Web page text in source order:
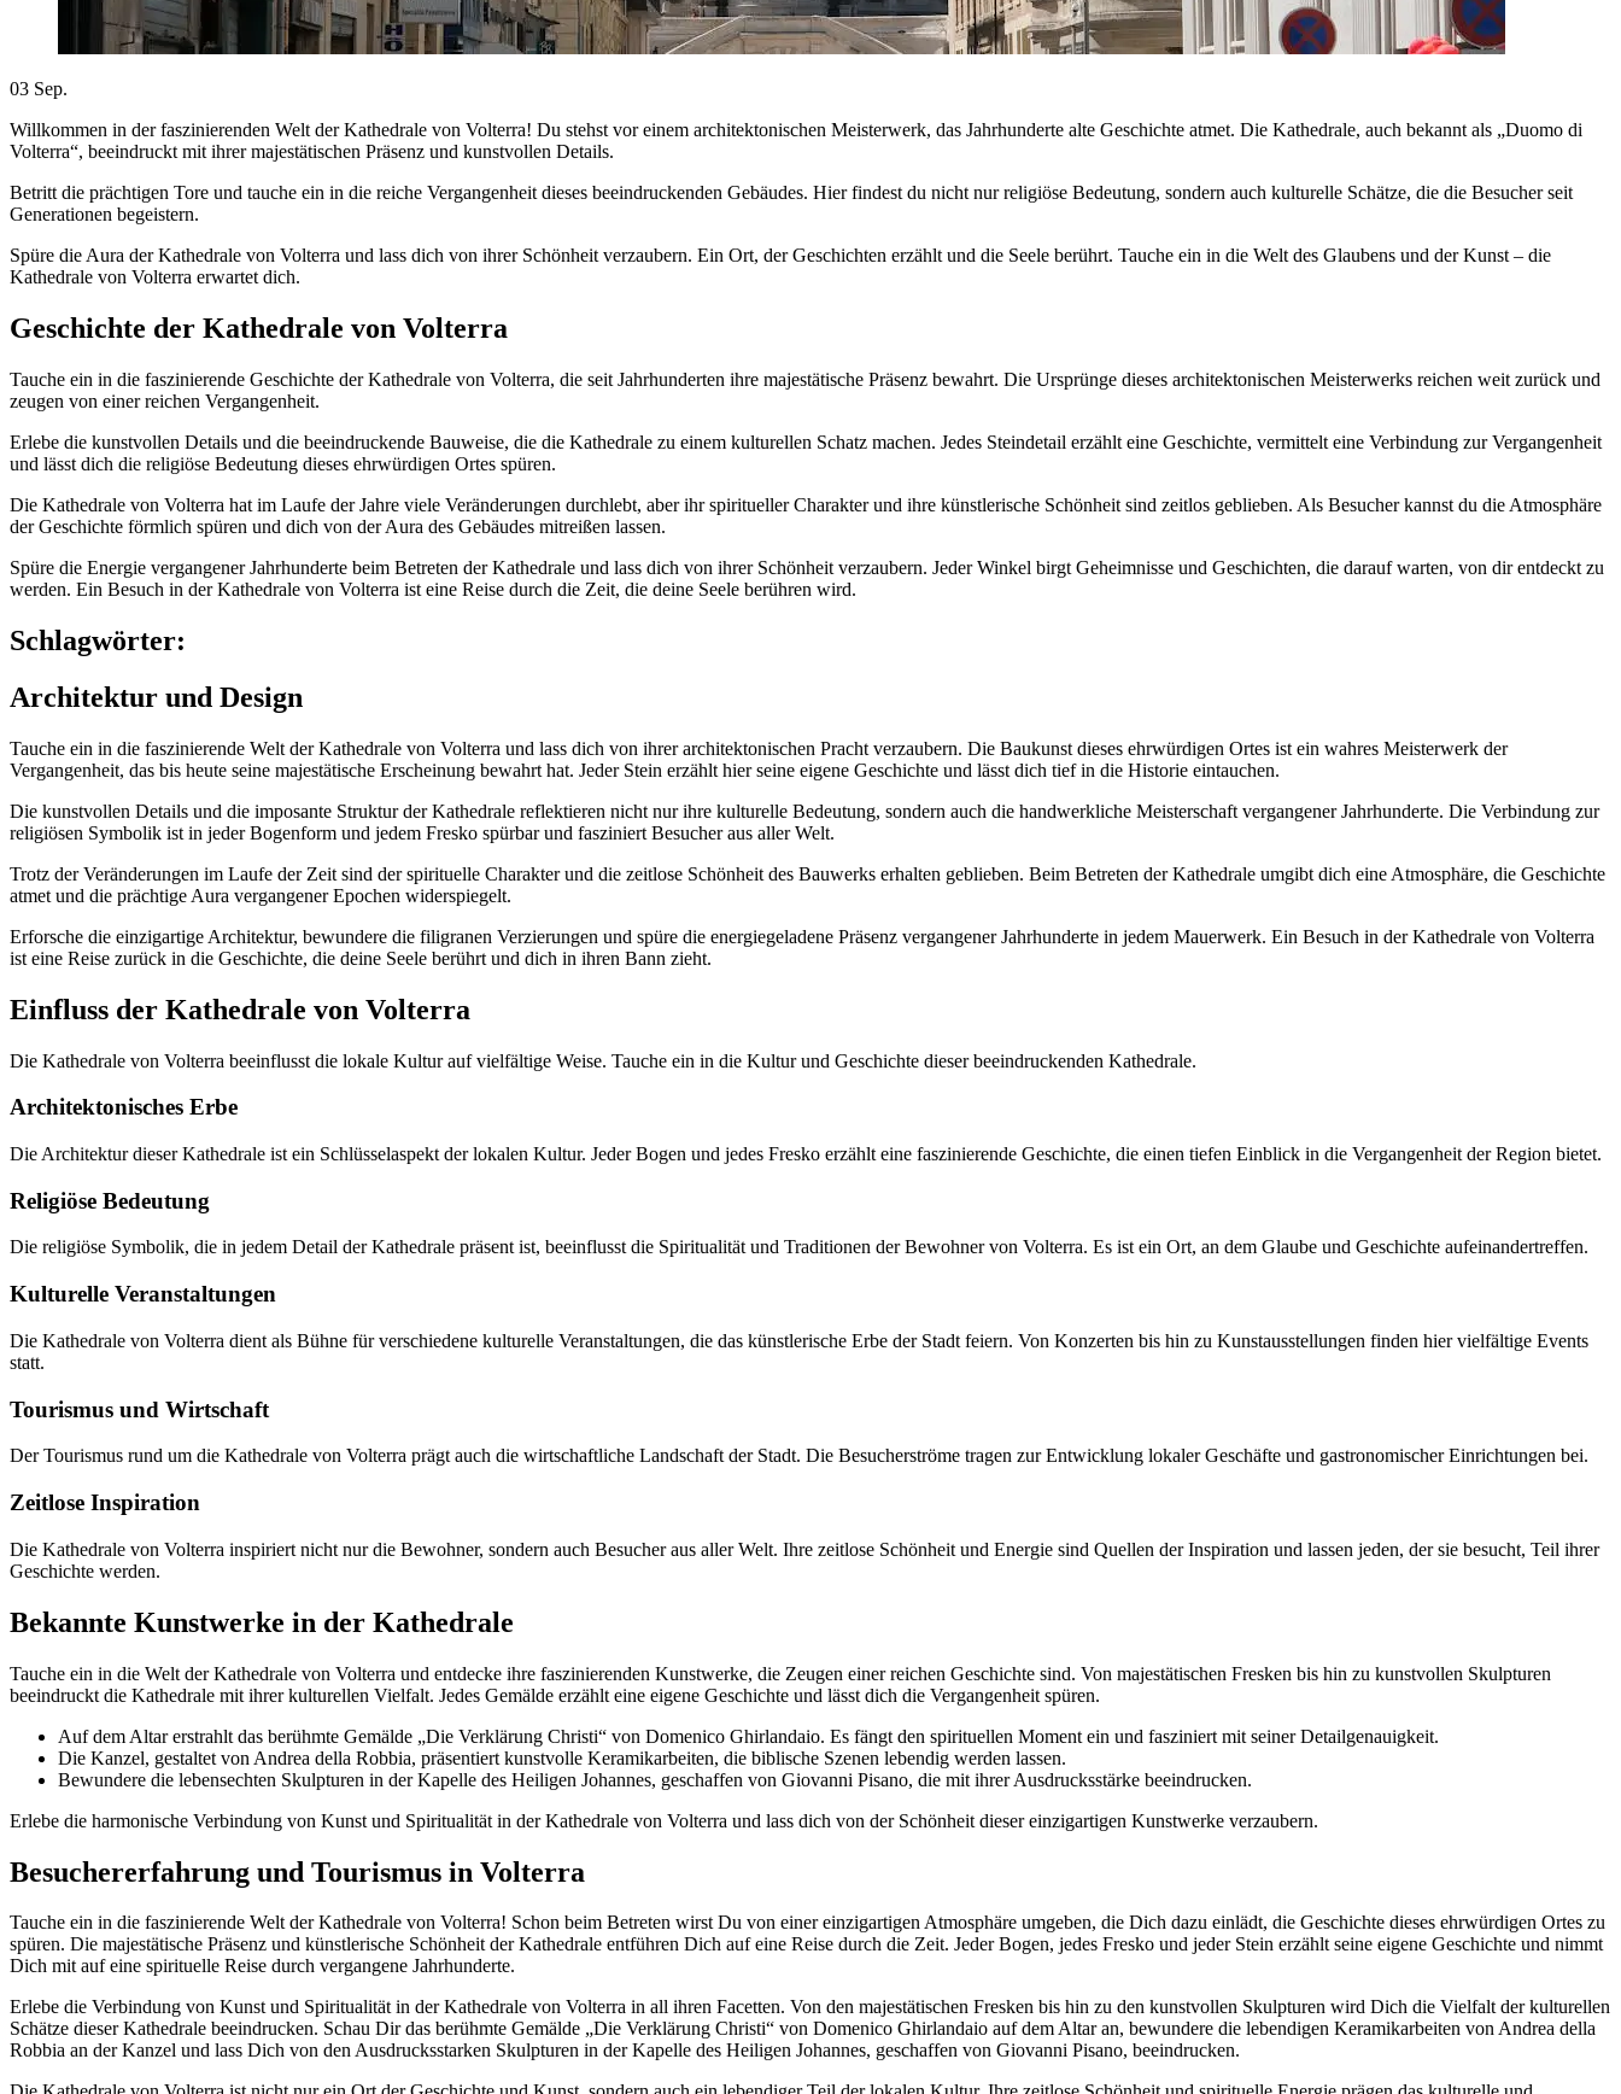
03 Sep.
Willkommen in der faszinierenden Welt der Kathedrale von Volterra! Du stehst vor einem architektonischen Meisterwerk, das Jahrhunderte alte Geschichte atmet. Die Kathedrale, auch bekannt als „Duomo di
Volterra“, beeindruckt mit ihrer majestätischen Präsenz und kunstvollen Details.
Betritt die prächtigen Tore und tauche ein in die reiche Vergangenheit dieses beeindruckenden Gebäudes. Hier findest du nicht nur religiöse Bedeutung, sondern auch kulturelle Schätze, die die Besucher seit
Generationen begeistern.
Spüre die Aura der Kathedrale von Volterra und lass dich von ihrer Schönheit verzaubern. Ein Ort, der Geschichten erzählt und die Seele berührt. Tauche ein in die Welt des Glaubens und der Kunst – die
Kathedrale von Volterra erwartet dich.
Geschichte der Kathedrale von Volterra
Tauche ein in die faszinierende Geschichte der Kathedrale von Volterra, die seit Jahrhunderten ihre majestätische Präsenz bewahrt. Die Ursprünge dieses architektonischen Meisterwerks reichen weit zurück und
zeugen von einer reichen Vergangenheit.
Erlebe die kunstvollen Details und die beeindruckende Bauweise, die die Kathedrale zu einem kulturellen Schatz machen. Jedes Steindetail erzählt eine Geschichte, vermittelt eine Verbindung zur Vergangenheit
und lässt dich die religiöse Bedeutung dieses ehrwürdigen Ortes spüren.
Die Kathedrale von Volterra hat im Laufe der Jahre viele Veränderungen durchlebt, aber ihr spiritueller Charakter und ihre künstlerische Schönheit sind zeitlos geblieben. Als Besucher kannst du die Atmosphäre
der Geschichte förmlich spüren und dich von der Aura des Gebäudes mitreißen lassen.
Spüre die Energie vergangener Jahrhunderte beim Betreten der Kathedrale und lass dich von ihrer Schönheit verzaubern. Jeder Winkel birgt Geheimnisse und Geschichten, die darauf warten, von dir entdeckt zu
werden. Ein Besuch in der Kathedrale von Volterra ist eine Reise durch die Zeit, die deine Seele berühren wird.
Schlagwörter:
Architektur und Design
Tauche ein in die faszinierende Welt der Kathedrale von Volterra und lass dich von ihrer architektonischen Pracht verzaubern. Die Baukunst dieses ehrwürdigen Ortes ist ein wahres Meisterwerk der
Vergangenheit, das bis heute seine majestätische Erscheinung bewahrt hat. Jeder Stein erzählt hier seine eigene Geschichte und lässt dich tief in die Historie eintauchen.
Die kunstvollen Details und die imposante Struktur der Kathedrale reflektieren nicht nur ihre kulturelle Bedeutung, sondern auch die handwerkliche Meisterschaft vergangener Jahrhunderte. Die Verbindung zur
religiösen Symbolik ist in jeder Bogenform und jedem Fresko spürbar und fasziniert Besucher aus aller Welt.
Trotz der Veränderungen im Laufe der Zeit sind der spirituelle Charakter und die zeitlose Schönheit des Bauwerks erhalten geblieben. Beim Betreten der Kathedrale umgibt dich eine Atmosphäre, die Geschichte
atmet und die prächtige Aura vergangener Epochen widerspiegelt.
Erforsche die einzigartige Architektur, bewundere die filigranen Verzierungen und spüre die energiegeladene Präsenz vergangener Jahrhunderte in jedem Mauerwerk. Ein Besuch in der Kathedrale von Volterra
ist eine Reise zurück in die Geschichte, die deine Seele berührt und dich in ihren Bann zieht.
Einfluss der Kathedrale von Volterra
Die Kathedrale von Volterra beeinflusst die lokale Kultur auf vielfältige Weise. Tauche ein in die Kultur und Geschichte dieser beeindruckenden Kathedrale.
Architektonisches Erbe
Die Architektur dieser Kathedrale ist ein Schlüsselaspekt der lokalen Kultur. Jeder Bogen und jedes Fresko erzählt eine faszinierende Geschichte, die einen tiefen Einblick in die Vergangenheit der Region bietet.
Religiöse Bedeutung
Die religiöse Symbolik, die in jedem Detail der Kathedrale präsent ist, beeinflusst die Spiritualität und Traditionen der Bewohner von Volterra. Es ist ein Ort, an dem Glaube und Geschichte aufeinandertreffen.
Kulturelle Veranstaltungen
Die Kathedrale von Volterra dient als Bühne für verschiedene kulturelle Veranstaltungen, die das künstlerische Erbe der Stadt feiern. Von Konzerten bis hin zu Kunstausstellungen finden hier vielfältige Events
statt.
Tourismus und Wirtschaft
Der Tourismus rund um die Kathedrale von Volterra prägt auch die wirtschaftliche Landschaft der Stadt. Die Besucherströme tragen zur Entwicklung lokaler Geschäfte und gastronomischer Einrichtungen bei.
Zeitlose Inspiration
Die Kathedrale von Volterra inspiriert nicht nur die Bewohner, sondern auch Besucher aus aller Welt. Ihre zeitlose Schönheit und Energie sind Quellen der Inspiration und lassen jeden, der sie besucht, Teil ihrer
Geschichte werden.
Bekannte Kunstwerke in der Kathedrale
Tauche ein in die Welt der Kathedrale von Volterra und entdecke ihre faszinierenden Kunstwerke, die Zeugen einer reichen Geschichte sind. Von majestätischen Fresken bis hin zu kunstvollen Skulpturen
beeindruckt die Kathedrale mit ihrer kulturellen Vielfalt. Jedes Gemälde erzählt eine eigene Geschichte und lässt dich die Vergangenheit spüren.
Auf dem Altar erstrahlt das berühmte Gemälde „Die Verklärung Christi“ von Domenico Ghirlandaio. Es fängt den spirituellen Moment ein und fasziniert mit seiner Detailgenauigkeit.
Die Kanzel, gestaltet von Andrea della Robbia, präsentiert kunstvolle Keramikarbeiten, die biblische Szenen lebendig werden lassen.
Bewundere die lebensechten Skulpturen in der Kapelle des Heiligen Johannes, geschaffen von Giovanni Pisano, die mit ihrer Ausdrucksstärke beeindrucken.
Erlebe die harmonische Verbindung von Kunst und Spiritualität in der Kathedrale von Volterra und lass dich von der Schönheit dieser einzigartigen Kunstwerke verzaubern.
Besuchererfahrung und Tourismus in Volterra
Tauche ein in die faszinierende Welt der Kathedrale von Volterra! Schon beim Betreten wirst Du von einer einzigartigen Atmosphäre umgeben, die Dich dazu einlädt, die Geschichte dieses ehrwürdigen Ortes zu
spüren. Die majestätische Präsenz und künstlerische Schönheit der Kathedrale entführen Dich auf eine Reise durch die Zeit. Jeder Bogen, jedes Fresko und jeder Stein erzählt seine eigene Geschichte und nimmt
Dich mit auf eine spirituelle Reise durch vergangene Jahrhunderte.
Erlebe die Verbindung von Kunst und Spiritualität in der Kathedrale von Volterra in all ihren Facetten. Von den majestätischen Fresken bis hin zu den kunstvollen Skulpturen wird Dich die Vielfalt der kulturellen
Schätze dieser Kathedrale beeindrucken. Schau Dir das berühmte Gemälde „Die Verklärung Christi“ von Domenico Ghirlandaio auf dem Altar an, bewundere die lebendigen Keramikarbeiten von Andrea della
Robbia an der Kanzel und lass Dich von den Ausdrucksstarken Skulpturen in der Kapelle des Heiligen Johannes, geschaffen von Giovanni Pisano, beeindrucken.